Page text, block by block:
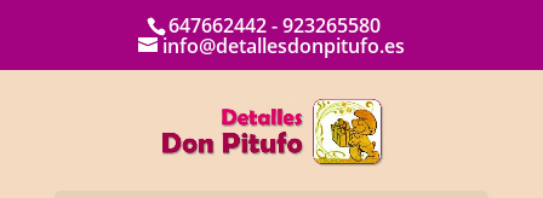
647662442 - 923265580
info@detallesdonpitufo.es